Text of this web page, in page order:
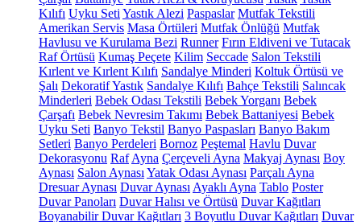
Kılıfı Uyku Seti Yastık Alezi Paspaslar Mutfak Tekstili
Amerikan Servis Masa Örtüleri Mutfak Önlüğü Mutfak
Havlusu ve Kurulama Bezi Runner Fırın Eldiveni ve Tutacak
Raf Örtüsü Kumaş Peçete Kilim Seccade Salon Tekstili
Kırlent ve Kırlent Kılıfı Sandalye Minderi Koltuk Örtüsü ve
Şalı Dekoratif Yastık Sandalye Kılıfı Bahçe Tekstili Salıncak
Minderleri Bebek Odası Tekstili Bebek Yorganı Bebek
Çarşafı Bebek Nevresim Takımı Bebek Battaniyesi Bebek
Uyku Seti Banyo Tekstil Banyo Paspasları Banyo Bakım
Setleri Banyo Perdeleri Bornoz Peştemal Havlu Duvar
Dekorasyonu Raf Ayna Çerçeveli Ayna Makyaj Aynası Boy
Aynası Salon Aynası Yatak Odası Aynası Parçalı Ayna
Dresuar Aynası Duvar Aynası Ayaklı Ayna Tablo Poster
Duvar Panoları Duvar Halısı ve Örtüsü Duvar Kağıtları
Boyanabilir Duvar Kağıtları 3 Boyutlu Duvar Kağıtları Duvar